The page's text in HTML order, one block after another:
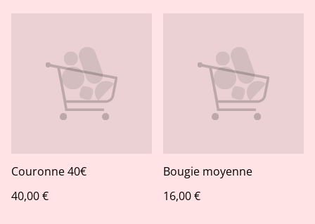
Couronne 40€
40,00 €
Bougie moyenne
16,00 €